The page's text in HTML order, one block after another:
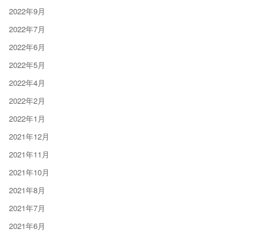
2022年9月
2022年7月
2022年6月
2022年5月
2022年4月
2022年2月
2022年1月
2021年12月
2021年11月
2021年10月
2021年8月
2021年7月
2021年6月